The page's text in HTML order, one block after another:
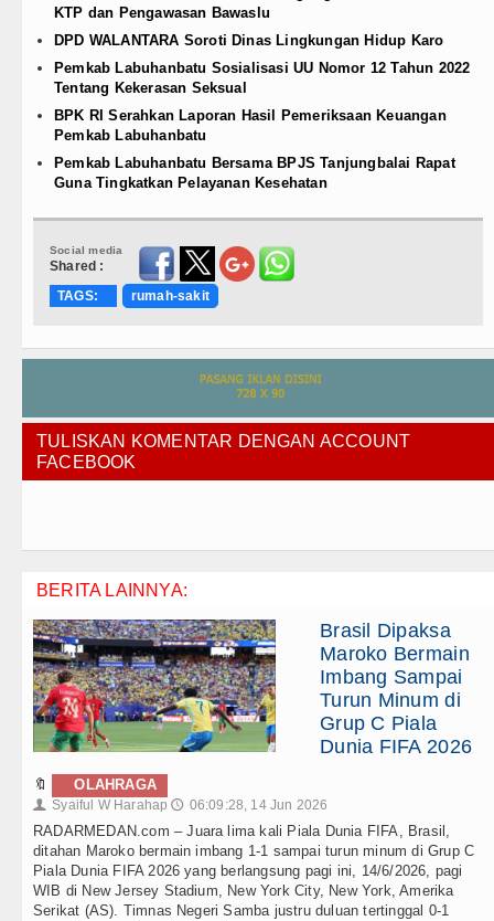
KTP dan Pengawasan Bawaslu
DPD WALANTARA Soroti Dinas Lingkungan Hidup Karo
Pemkab Labuhanbatu Sosialisasi UU Nomor 12 Tahun 2022
Tentang Kekerasan Seksual
BPK RI Serahkan Laporan Hasil Pemeriksaan Keuangan
Pemkab Labuhanbatu
Pemkab Labuhanbatu Bersama BPJS Tanjungbalai Rapat
Guna Tingkatkan Pelayanan Kesehatan
Social media
Shared :
TAGS:
rumah-sakit
TULISKAN KOMENTAR DENGAN ACCOUNT
FACEBOOK
BERITA LAINNYA:
Brasil Dipaksa
Maroko Bermain
Imbang Sampai
Turun Minum di
Grup C Piala
Dunia FIFA 2026
🔖 OLAHRAGA
👤 Syaiful W Harahap 🕔 06:09:28, 14 Jun 2026
RADARMEDAN.com – Juara lima kali Piala Dunia FIFA, Brasil,
ditahan Maroko bermain imbang 1-1 sampai turun minum di Grup C
Piala Dunia FIFA 2026 yang berlangsung pagi ini, 14/6/2026, pagi
WIB di New Jersey Stadium, New York City, New York, Amerika
Serikat (AS). Timnas Negeri Samba justru duluan tertinggal 0-1